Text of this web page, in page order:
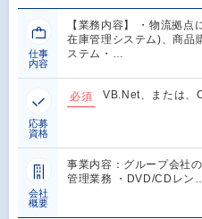
仕事
内容
【業務内容】 ・物流拠
在庫管理システム)、商品
ステム・…
応募
資格
必須 VB.Net、または、
会社
概要
事業内容：グループ会社
管理業務 ・DVD/CDレン…